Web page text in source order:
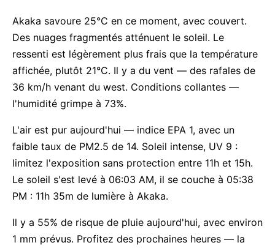
Akaka savoure 25°C en ce moment, avec couvert.
Des nuages fragmentés atténuent le soleil. Le
ressenti est légèrement plus frais que la température
affichée, plutôt 21°C. Il y a du vent — des rafales de
36 km/h venant du west. Conditions collantes —
l'humidité grimpe à 73%.
L'air est pur aujourd'hui — indice EPA 1, avec un
faible taux de PM2.5 de 14. Soleil intense, UV 9 :
limitez l'exposition sans protection entre 11h et 15h.
Le soleil s'est levé à 06:03 AM, il se couche à 05:38
PM : 11h 35m de lumière à Akaka.
Il y a 55% de risque de pluie aujourd'hui, avec environ
1 mm prévus. Profitez des prochaines heures — la